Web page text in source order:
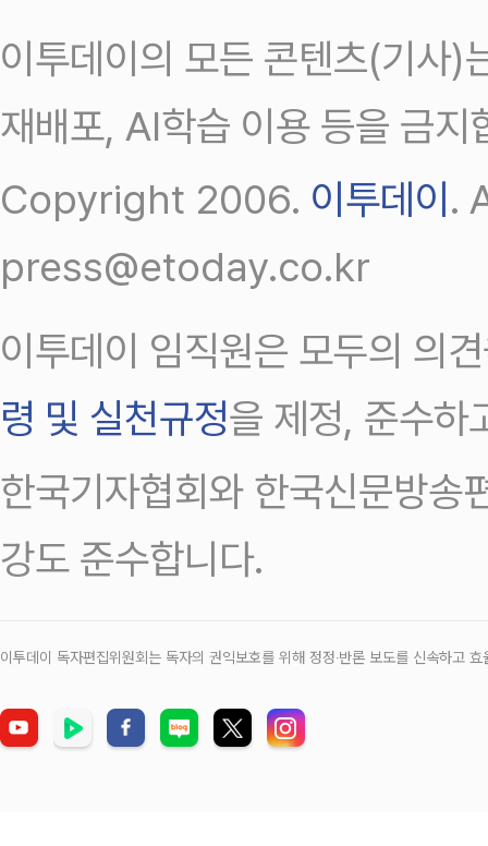
이투데이의 모든 콘텐츠(기사)
재배포, AI학습 이용 등을 금지
Copyright 2006. 이투데이.
press@etoday.co.kr
이투데이 임직원은 모두의 의
령 및 실천규정을 제정, 준수하
한국기자협회와 한국신문방송
강도 준수합니다.
이투데이 독자편집위원회는 독자의 권익보호를 위해 정정‧반론 보도를 신속하고